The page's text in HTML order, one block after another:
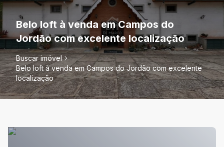
Belo loft à venda em Campos do
Jordão com excelente localização
Buscar imóvel
Belo loft à venda em Campos do Jordão com excelente
localização